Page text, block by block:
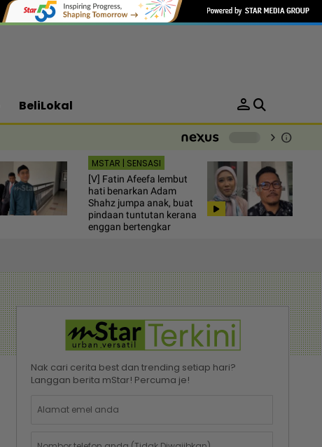
BeliLokal person
chevron_right info
MSTAR | SENSASI
[V] Fatin Afeefa lembut
hati benarkan Adam
Shahz jumpa anak, buat
pindaan tuntutan kerana
enggan bertengkar
Nak cari cerita best dan trending setiap hari?
Langgan berita mStar! Percuma je!